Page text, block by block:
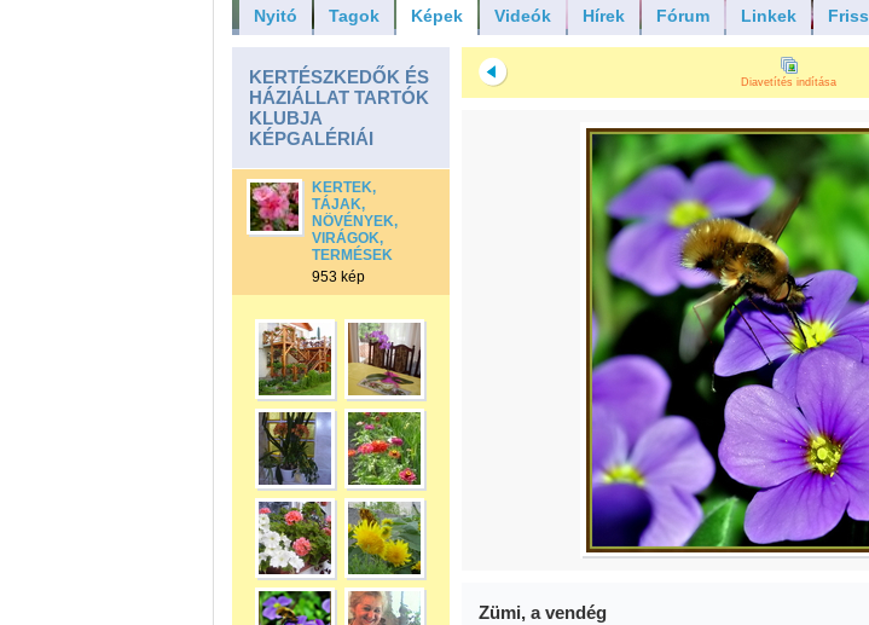
Nyitó Tagok Képek Videók Hírek Fórum Linkek Friss
KERTÉSZKEDŐK ÉS
HÁZIÁLLAT TARTÓK
KLUBJA
KÉPGALÉRIÁI
KERTEK,
TÁJAK,
NÖVÉNYEK,
VIRÁGOK,
TERMÉSEK
953 kép
Diavetítés indítása
Zümi, a vendég